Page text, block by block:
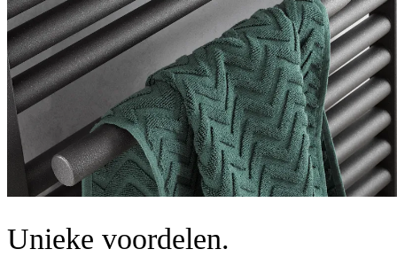
Unieke voordelen.